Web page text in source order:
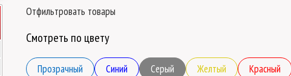
Отфильтровать товары
Смотреть по цвету
Прозрачный Синий Серый Желтый Красный